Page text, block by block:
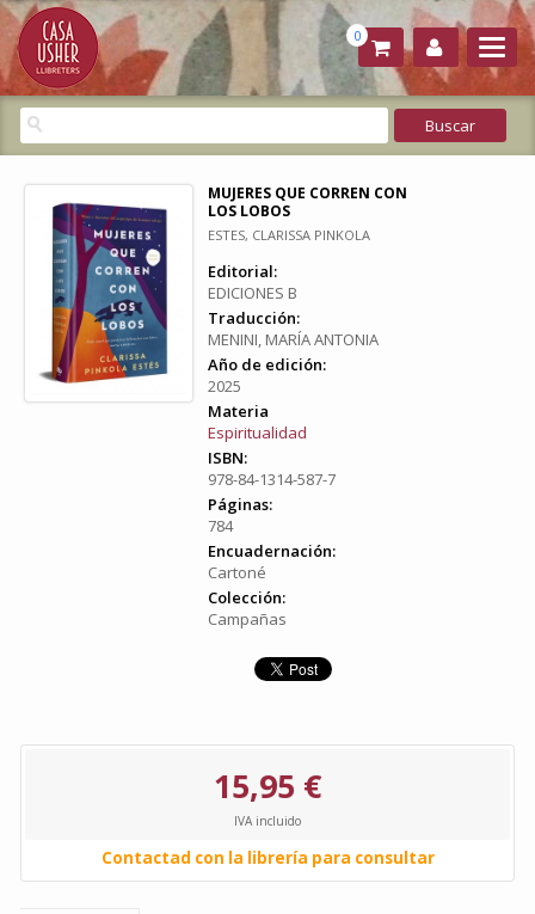
0
MUJERES QUE CORREN CON
LOS LOBOS
ESTES, CLARISSA PINKOLA
Editorial:
EDICIONES B
Traducción:
MENINI, MARÍA ANTONIA
Año de edición:
2025
Materia
Espiritualidad
ISBN:
978-84-1314-587-7
Páginas:
784
Encuadernación:
Cartoné
Colección:
Campañas
15,95 €
IVA incluido
Contactad con la librería para consultar